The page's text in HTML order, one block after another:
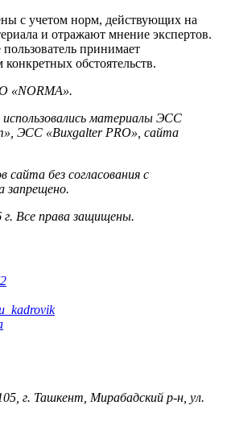
с учетом норм, действующих на
и отражают мнение экспертов.
принимает
конкретных обстоятельств.
«NORMA».
материалы ЭСС
ЭСС «Buxgalter PRO», сайта
сайта без согласования с
запрещено.
Все права защищены.
г. Ташкент, Мирабадский р-н, ул.